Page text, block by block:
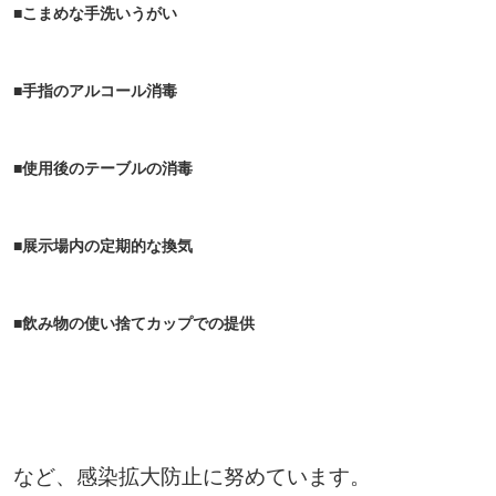
■こまめな手洗いうがい
■手指のアルコール消毒
■使用後のテーブルの消毒
■展示場内の定期的な換気
■飲み物の使い捨てカップでの提供
など、感染拡大防止に努めています。